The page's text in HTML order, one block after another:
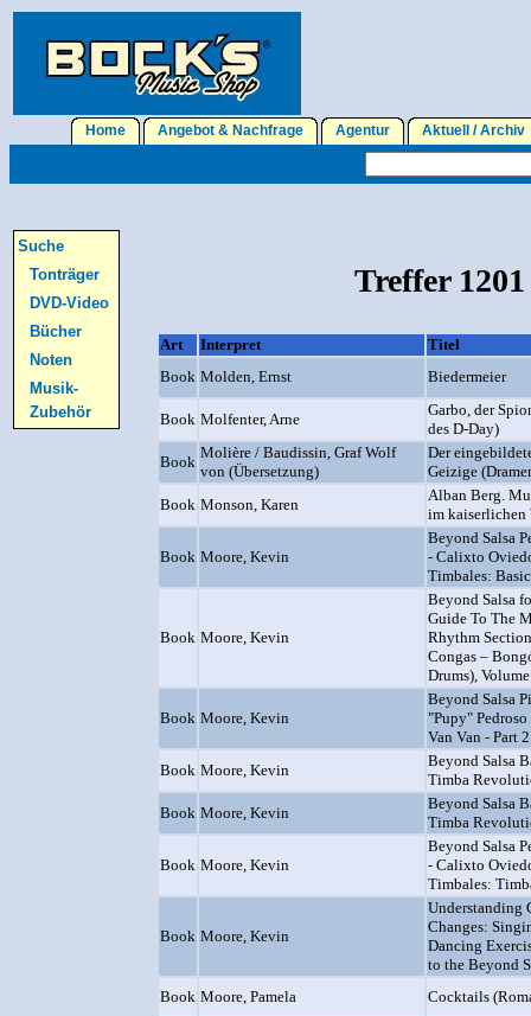
Home Angebot & Nachfrage Agentur Aktuell / Archiv
Suche
Tonträger
DVD-Video
Bücher
Noten
Musik-
Zubehör
Treffer
Art Interpret
Titel
Book Molden, Ernst Biedermeier
Book Molfenter, Arne
Garbo, der
des D-Day)
Book
Molière / Baudissin, Graf Wolf
von (Übersetzung)
Der
Geizige
Book Monson, Karen
Alban Berg.
im kaiserlichen
Book Moore, Kevin
Beyond Salsa
- Calixto
Timbales:
Book Moore, Kevin
Beyond Salsa
Guide To The
Rhythm
Congas –
Drums),
Book Moore, Kevin
Beyond Salsa
"Pupy"
Van Van - Part 2
Book Moore, Kevin
Beyond Salsa
Timba
Book Moore, Kevin
Beyond Salsa
Timba
Book Moore, Kevin
Beyond Salsa
- Calixto
Timbales:
Book Moore, Kevin
Understanding
Changes:
Dancing
to the Beyond
Book Moore, Pamela Cocktails